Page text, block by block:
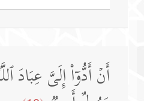
أَنۡ أَدُّوۤا۟ إِلَیَّ عِبَادَ